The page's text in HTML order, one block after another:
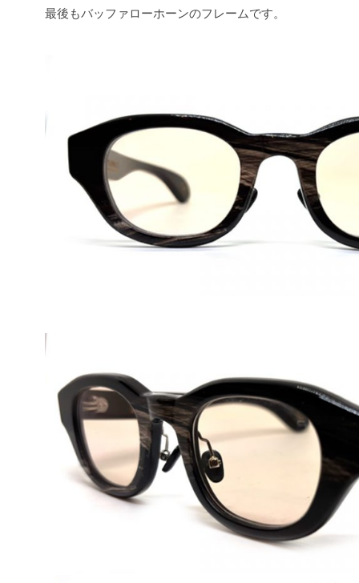
最後もバッファローホーンのフレームです。